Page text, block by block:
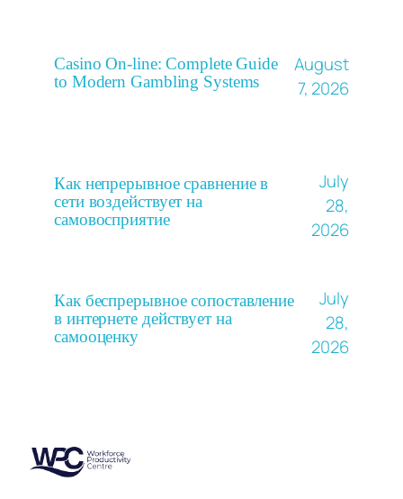
Casino On-line: Complete Guide
to Modern Gambling Systems
August
7, 2026
Как непрерывное сравнение в
сети воздействует на
самовосприятие
July
28,
2026
Как беспрерывное сопоставление
в интернете действует на
самооценку
July
28,
2026